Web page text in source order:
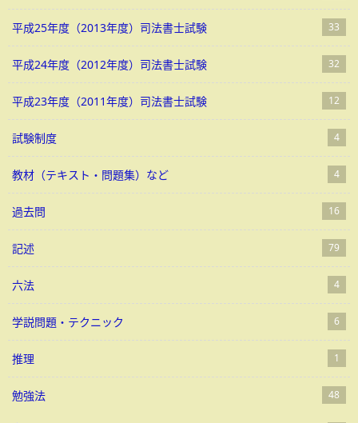
平成25年度（2013年度）司法書士試験 33
平成24年度（2012年度）司法書士試験 32
平成23年度（2011年度）司法書士試験 12
試験制度 4
教材（テキスト・問題集）など 4
過去問 16
記述 79
六法 4
学説問題・テクニック 6
推理 1
勉強法 48